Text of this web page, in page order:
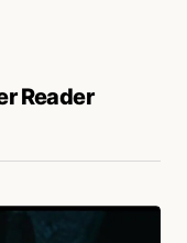
Reader